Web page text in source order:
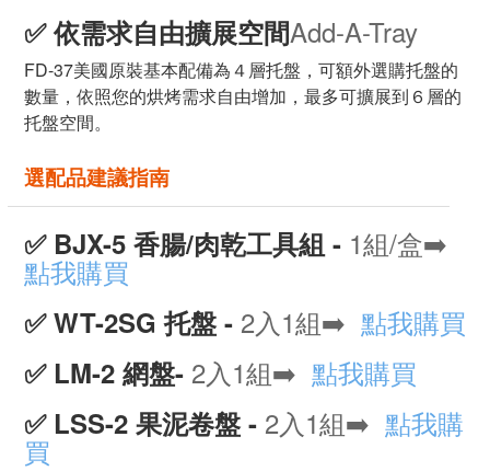
✅依需求自由擴展空間Add-A-Tray
FD-37美國原裝基本配備為４層托盤，可額外選購托盤的
數量，依照您的烘烤需求自由增加，最多可擴展到６層的
托盤空間。
選配品建議指南
✅ BJX-5 香腸/肉乾工具組 - 1組/盒➡️
點我購買
✅WT-2SG 托盤 - 2入1組➡️ 點我購買
✅ LM-2 網盤- 2入1組➡️ 點我購買
✅ LSS-2 果泥卷盤 - 2入1組➡️ 點我購
買